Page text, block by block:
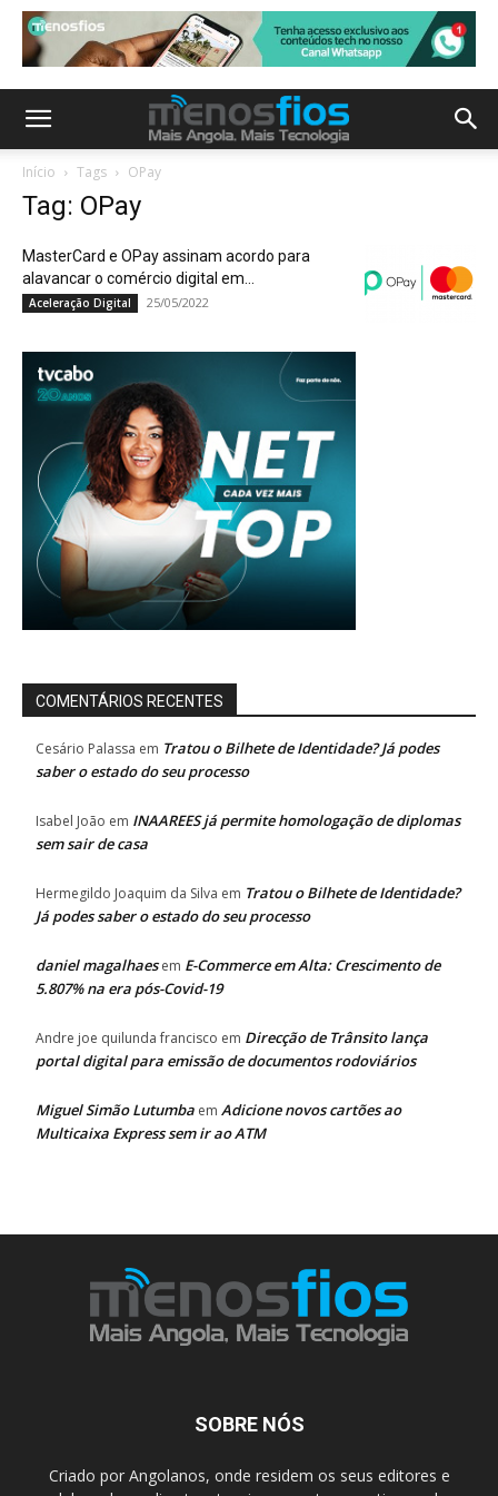
Início Tags OPay
Tag: OPay
MasterCard e OPay assinam acordo para
alavancar o comércio digital em...
Aceleração Digital 25/05/2022
COMENTÁRIOS RECENTES
Cesário Palassa em Tratou o Bilhete de Identidade? Já podes
saber o estado do seu processo
Isabel João em INAAREES já permite homologação de diplomas
sem sair de casa
Hermegildo Joaquim da Silva em Tratou o Bilhete de Identidade?
Já podes saber o estado do seu processo
daniel magalhaesem E-Commerce em Alta: Crescimento de
5.807% na era pós-Covid-19
Andre joe quilunda francisco em Direcção de Trânsito lança
portal digital para emissão de documentos rodoviários
Miguel Simão Lutumba em Adicione novos cartões ao
Multicaixa Express sem ir ao ATM
SOBRE NÓS
Criado por Angolanos, onde residem os seus editores e